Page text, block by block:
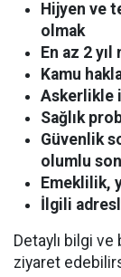
Hijyen ve
olmak
En az 2
Kamu
Askerlikle
Sağlık
Güvenlik
olumlu
Emeklilik,
İlgili
Detaylı bilgi
ziyaret